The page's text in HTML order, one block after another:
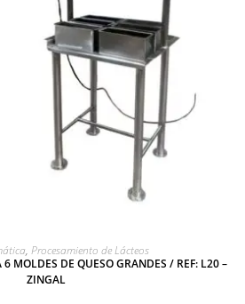
A COTIZACIÓN
, Procesamiento de Lácteos
MOLDES DE QUESO GRANDES / REF: L20 –
ZINGAL